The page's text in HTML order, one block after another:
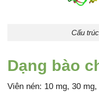
Cấu
Dạng bào
Viên nén: 10 mg, 30